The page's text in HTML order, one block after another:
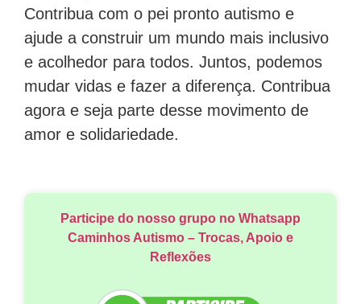
Contribua com o pei pronto autismo e
ajude a construir um mundo mais inclusivo
e acolhedor para todos. Juntos, podemos
mudar vidas e fazer a diferença. Contribua
agora e seja parte desse movimento de
amor e solidariedade.
Participe do nosso grupo no Whatsapp
Caminhos Autismo – Trocas, Apoio e
Reflexões